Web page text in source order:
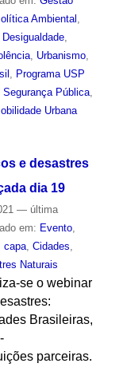
Ambiental ,
Desigualdade,
, Urbanismo,
, Programa USP
Segurança Pública,
Urbana
e desastres
dia 19
— última
em: Evento,
capa, Cidades,
Naturais
se o webinar
Brasileiras,
parceiras.